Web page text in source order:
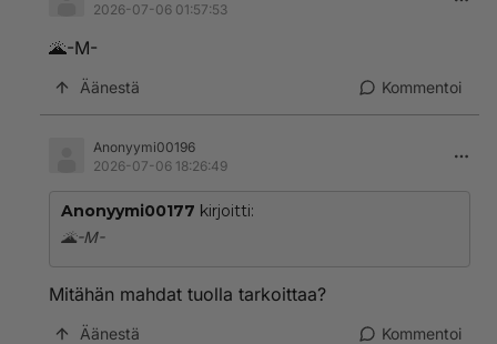
2026-07-06 01:57:53
🌋-M-
Äänestä Kommentoi
Anonyymi00196
2026-07-06 18:26:49
Anonyymi00177 kirjoitti:
🌋-M-
Mitähän mahdat tuolla tarkoittaa?
Äänestä Kommentoi